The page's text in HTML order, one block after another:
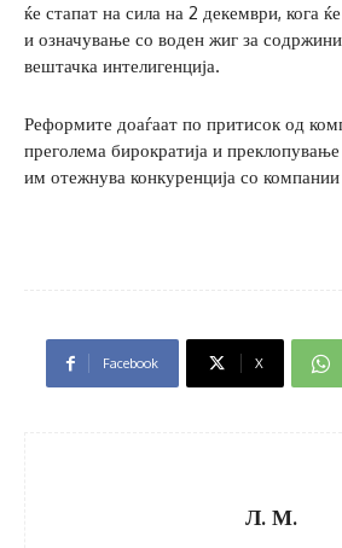
ќе стапат на сила на 2 декември, кога
и означување со воден жиг за
вештачка интелигенција.
Реформите доаѓаат по притисок од
преголема бирократија и
им отежнува конкуренција со
Facebook X
Л. М.